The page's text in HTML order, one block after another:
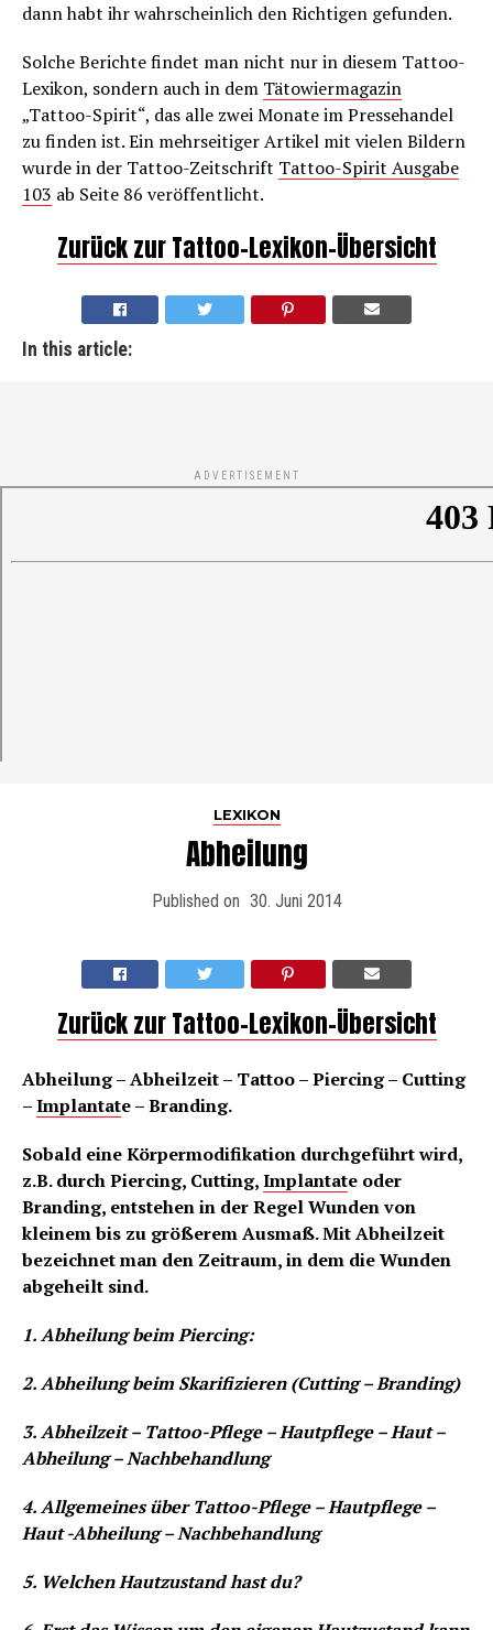
dann habt ihr wahrscheinlich den Richtigen gefunden.
Solche Berichte findet man nicht nur in diesem Tattoo-
Lexikon, sondern auch in dem Tätowiermagazin
„Tattoo-Spirit“, das alle zwei Monate im Pressehandel
zu finden ist. Ein mehrseitiger Artikel mit vielen Bildern
wurde in der Tattoo-Zeitschrift Tattoo-Spirit Ausgabe
103 ab Seite 86 veröffentlicht.
Zurück zur Tattoo-Lexikon-Übersicht
In this article:
ADVERTISEMENT
LEXIKON
Abheilung
Published on 30. Juni 2014
Zurück zur Tattoo-Lexikon-Übersicht
Abheilung – Abheilzeit – Tattoo – Piercing – Cutting
–Implantate – Branding.
Sobald eine Körpermodifikation durchgeführt wird,
z.B. durch Piercing, Cutting,Implantate oder
Branding, entstehen in der Regel Wunden von
kleinem bis zu größerem Ausmaß. Mit Abheilzeit
bezeichnet man den Zeitraum, in dem die Wunden
abgeheilt sind.
1. Abheilung beim Piercing:
2. Abheilung beim Skarifizieren (Cutting – Branding)
3. Abheilzeit – Tattoo-Pflege – Hautpflege – Haut –
Abheilung – Nachbehandlung
4. Allgemeines über Tattoo-Pflege – Hautpflege –
Haut -Abheilung – Nachbehandlung
5. Welchen Hautzustand hast du?